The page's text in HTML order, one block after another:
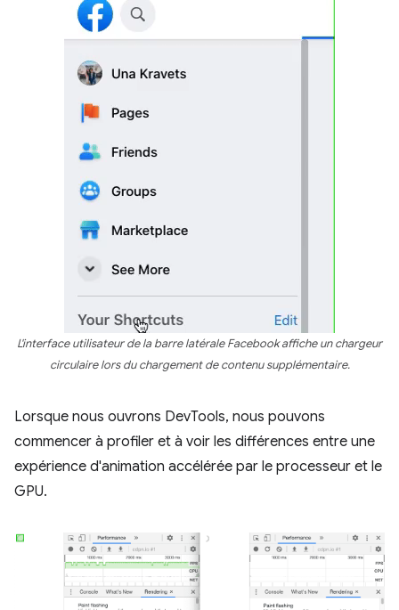
L'interface utilisateur de la barre latérale Facebook affiche un chargeur
circulaire lors du chargement de contenu supplémentaire.
Lorsque nous ouvrons DevTools, nous pouvons
commencer à profiler et à voir les différences entre une
expérience d'animation accélérée par le processeur et le
GPU.